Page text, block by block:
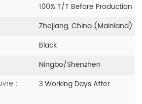
100% T/T Before Production
Zhejiang, China (Mainland)
Black
Ningbo/Shenzhen
：
3 Working Days After